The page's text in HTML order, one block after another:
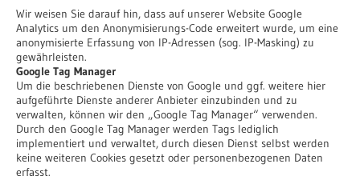
Wir weisen Sie darauf hin, dass auf unserer Website Google
Analytics um den Anonymisierungs-Code erweitert wurde, um eine
anonymisierte Erfassung von IP-Adressen (sog. IP-Masking) zu
gewährleisten.
Google Tag Manager
Um die beschriebenen Dienste von Google und ggf. weitere hier
aufgeführte Dienste anderer Anbieter einzubinden und zu
verwalten, können wir den „Google Tag Manager“ verwenden.
Durch den Google Tag Manager werden Tags lediglich
implementiert und verwaltet, durch diesen Dienst selbst werden
keine weiteren Cookies gesetzt oder personenbezogenen Daten
erfasst.